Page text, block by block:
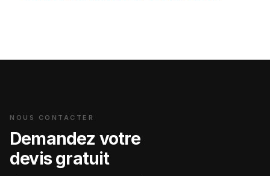
NOUS CONTACTER
Demandez votre
devis gratuit